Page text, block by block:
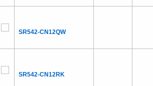
SR542-CN12QW
SR542-CN12RK